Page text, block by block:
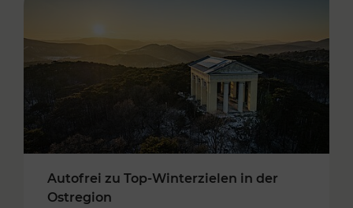
Autofrei zu Top-Winterzielen in der
Ostregion